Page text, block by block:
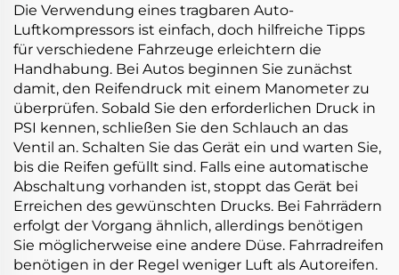
Die Verwendung eines tragbaren Auto-
Luftkompressors ist einfach, doch hilfreiche Tipps
für verschiedene Fahrzeuge erleichtern die
Handhabung. Bei Autos beginnen Sie zunächst
damit, den Reifendruck mit einem Manometer zu
überprüfen. Sobald Sie den erforderlichen Druck in
PSI kennen, schließen Sie den Schlauch an das
Ventil an. Schalten Sie das Gerät ein und warten Sie,
bis die Reifen gefüllt sind. Falls eine automatische
Abschaltung vorhanden ist, stoppt das Gerät bei
Erreichen des gewünschten Drucks. Bei Fahrrädern
erfolgt der Vorgang ähnlich, allerdings benötigen
Sie möglicherweise eine andere Düse. Fahrradreifen
benötigen in der Regel weniger Luft als Autoreifen.